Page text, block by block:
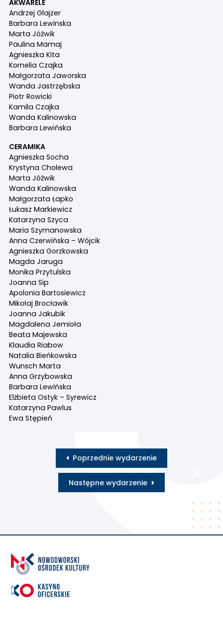
AKWARELE
Andrzej Glajzer
Barbara Lewinska
Marta Jóźwik
Paulina Mamaj
Agnieszka Kita
Kornelia Czajka
Małgorzata Jaworska
Wanda Jastrzębska
Piotr Rowicki
Kamila Czajka
Wanda Kalinowska
Barbara Lewińska
CERAMIKA
Agnieszka Socha
Krystyna Cholewa
Marta Jóźwik
Wanda Kalinowska
Małgorzata Łapko
Łukasz Markiewicz
Katarzyna Szyca
Maria Szymanowska
Anna Czerwińska – Wójcik
Agnieszka Gorzkowska
Magda Jaruga
Monika Przytulska
Joanna Sip
Apolonia Bartosiewicz
Mikołaj Brocławik
Joanna Jakubik
Magdalena Jemioła
Beata Majewska
Klaudia Riabow
Natalia Bieńkowska
Wunsch Marta
Anna Grzybowska
Barbara Lewińska
Elżbieta Ostyk – Syrewicz
Katarzyna Pawlus
Ewa Stępień
Poprzednie wydarzenie
Następne wydarzenie